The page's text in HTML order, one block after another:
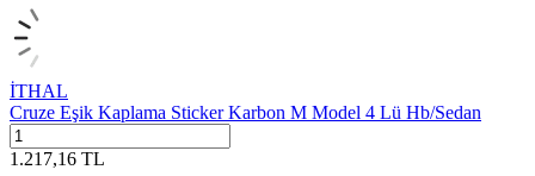
İTHAL
Cruze Eşik Kaplama Sticker Karbon M Model 4 Lü Hb/Sedan
1.217,16 TL